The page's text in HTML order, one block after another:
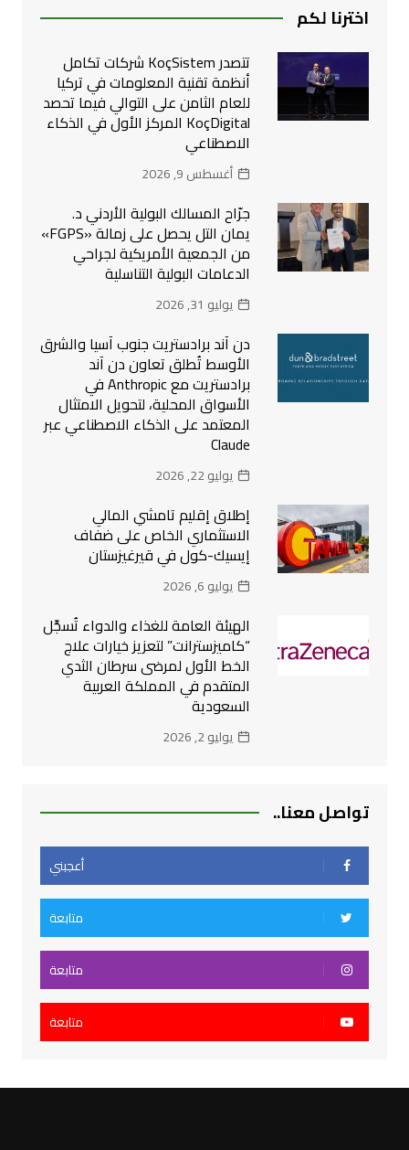
اخترنا لكم
تتصدر KoçSistem شركات تكامل
أنظمة تقنية المعلومات في تركيا
للعام الثامن على التوالي فيما تحصد
KoçDigital المركز الأول في الذكاء
الاصطناعي
أغسطس 9, 2026
جرّاح المسالك البولية الأردني د.
يمان التل يحصل على زمالة «FGPS»
من الجمعية الأمريكية لجراحي
الدعامات البولية التناسلية
يوليو 31, 2026
دن آند برادستريت جنوب آسيا والشرق
الأوسط تُطلق تعاون دن آند
برادستريت مع Anthropic في
الأسواق المحلية، لتحويل الامتثال
المعتمد على الذكاء الاصطناعي عبر
Claude
يوليو 22, 2026
إطلاق إقليم تامشي المالي
الاستثماري الخاص على ضفاف
إيسيك-كول في قيرغيزستان
يوليو 6, 2026
الهيئة العامة للغذاء والدواء تُسجِّل
“كاميزسترانت” لتعزيز خيارات علاج
الخط الأول لمرضى سرطان الثدي
المتقدم في المملكة العربية
السعودية
يوليو 2, 2026
تواصل معنا..
أعجبني
متابعة
متابعة
متابعة